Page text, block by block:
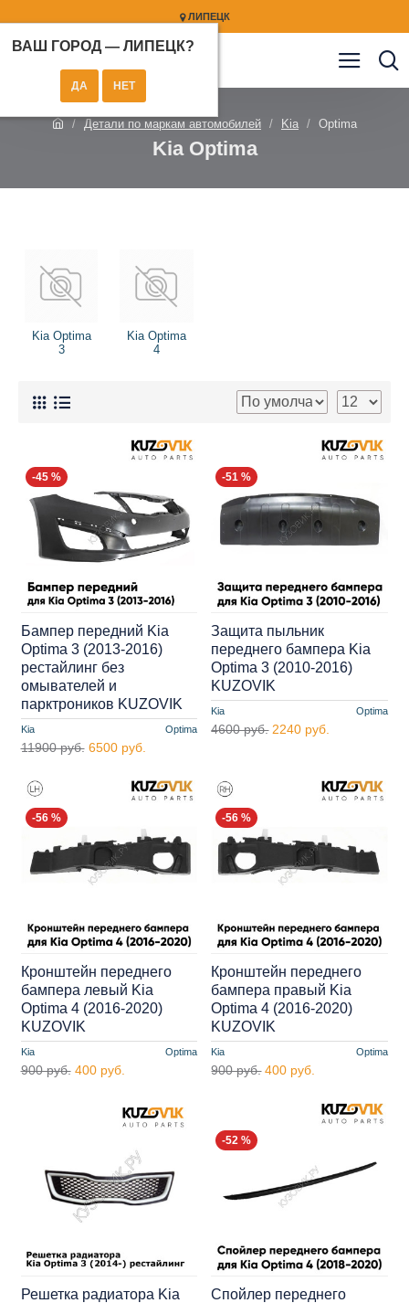
ЛИПЕЦК
ВАШ ГОРОД — ЛИПЕЦК?
Детали по маркам автомобилей Kia Optima
Kia Optima
Kia Optima
3
Kia Optima
4
-45 %
Kia Optima
Бампер передний Kia
Optima 3 (2013-2016)
рестайлинг без
омывателей и
парктроников KUZOVIK
11900 руб. 6500 руб.
-51 %
Kia Optima
Защита пыльник
переднего бампера Kia
Optima 3 (2010-2016)
KUZOVIK
4600 руб. 2240 руб.
-56 %
Kia Optima
Кронштейн переднего
бампера левый Kia
Optima 4 (2016-2020)
KUZOVIK
900 руб. 400 руб.
-56 %
Kia Optima
Кронштейн переднего
бампера правый Kia
Optima 4 (2016-2020)
KUZOVIK
900 руб. 400 руб.
Решетка радиатора Kia
-52 %
Спойлер переднего